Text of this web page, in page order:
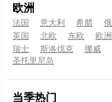
欧洲
法国 意大利 希腊
英国
北欧 东欧
欧
瑞士
斯洛伐克 挪威
圣托里尼岛
当季热门